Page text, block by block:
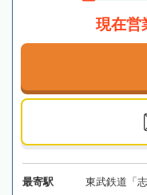
現在営
最寄駅 東武鉄道「